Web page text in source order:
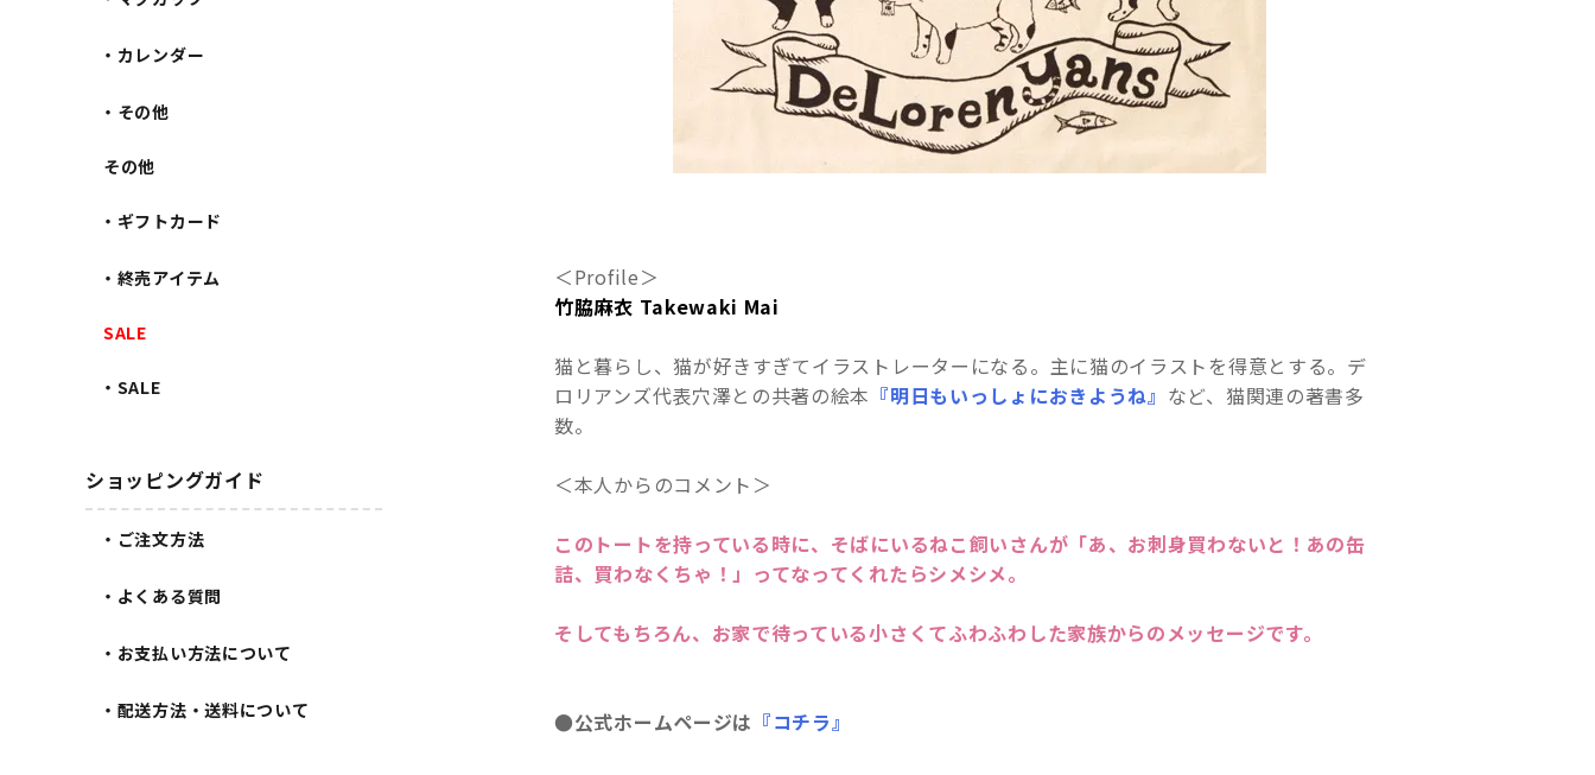
＜Profile＞
竹脇麻衣 Takewaki Mai
猫と暮らし、猫が好きすぎてイラストレーターになる。主に猫のイラストを得意とする。デ
ロリアンズ代表穴澤との共著の絵本 『明日もいっしょにおきようね』 など、猫関連の著書多
数。
＜本人からのコメント＞
このトートを持っている時に、そばにいるねこ飼いさんが「あ、お刺身買わないと！あの缶
詰、買わなくちゃ！」ってなってくれたらシメシメ。
そしてもちろん、お家で待っている小さくてふわふわした家族からのメッセージです。
●公式ホームページは 『コチラ』
・カレンダー
・その他
その他
・ギフトカード
・終売アイテム
SALE
・SALE
ショッピングガイド
・ご注文方法
・よくある質問
・お支払い方法について
・配送方法・送料について